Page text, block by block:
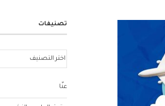
تصنيفات
عنّا